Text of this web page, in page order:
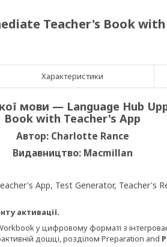
Teacher's Book
Характеристики
мови — Language Hub
Book with Teacher's App
Автор: Charlotte Rance
Видавництво: Macmillan
App, Test Generator, Teacher's
активації.
у цифровому форматі з
дошці, розділом Preparation and